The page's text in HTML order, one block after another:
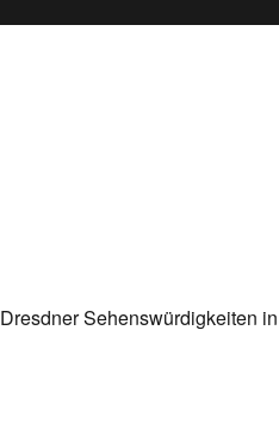
Dresdner Sehenswürdigkeiten